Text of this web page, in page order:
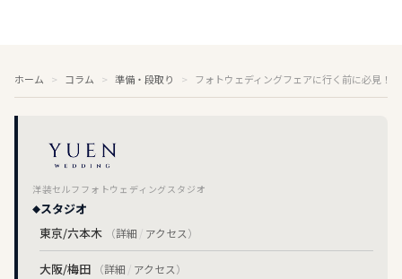
ホーム コラム 準備・段取り フォトウェディングフェアに行く前に必見！
洋装セルフフォトウェディングスタジオ
スタジオ
東京/六本木
（詳細 / アクセス）
大阪/梅田 （詳細 / アクセス）